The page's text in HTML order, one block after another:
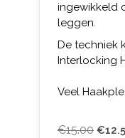
ingewikkeld
leggen.
De techniek
Interlocking
Veel
€15.00 €